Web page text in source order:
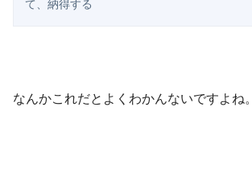
て、納得する
なんかこれだとよくわかんないですよね。